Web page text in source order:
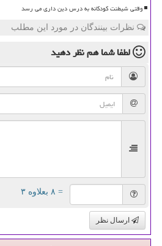
وقتی شیطنت کودکانه به درس دین داری می رسد
نظرات بینندگان در مورد این مطلب
لطفا شما همنظر دهید
= ۸ بعلاوه ۳
ارسال نظر